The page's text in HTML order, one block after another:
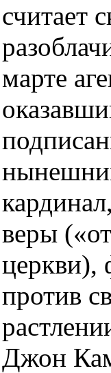
считает
марте
веры
церкви),
против
Джон